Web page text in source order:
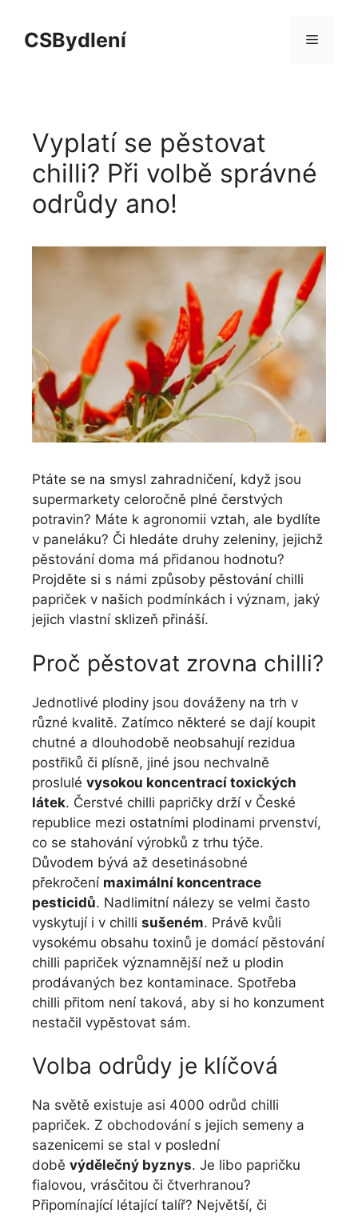
obsahCSBydlení Menu
Vyplatí se pěstovat
chilli? Při volbě správné
odrůdy ano!
Ptáte se na smysl zahradničení, když jsou
supermarkety celoročně plné čerstvých
potravin? Máte k agronomii vztah, ale bydlíte
v paneláku? Či hledáte druhy zeleniny, jejichž
pěstování doma má přidanou hodnotu?
Projděte si s námi způsoby pěstování chilli
papriček v našich podmínkách i význam, jaký
jejich vlastní sklizeň přináší.
Proč pěstovat zrovna chilli?
Jednotlivé plodiny jsou dováženy na trh v
různé kvalitě. Zatímco některé se dají koupit
chutné a dlouhodobě neobsahují rezidua
postřiků či plísně, jiné jsou nechvalně
proslulé vysokou koncentrací toxických
látek. Čerstvé chilli papričky drží v České
republice mezi ostatními plodinami prvenství,
co se stahování výrobků z trhu týče.
Důvodem bývá až desetinásobné
překročení maximální koncentrace
pesticidů. Nadlimitní nálezy se velmi často
vyskytují i v chilli sušeném. Právě kvůli
vysokému obsahu toxinů je domácí pěstování
chilli papriček významnější než u plodin
prodávaných bez kontaminace. Spotřeba
chilli přitom není taková, aby si ho konzument
nestačil vypěstovat sám.
Volba odrůdy je klíčová
Na světě existuje asi 4000 odrůd chilli
papriček. Z obchodování s jejich semeny a
sazenicemi se stal v poslední
době výdělečný byznys. Je libo papričku
fialovou, vrásčitou či čtverhranou?
Připomínající létající talíř? Největší, či